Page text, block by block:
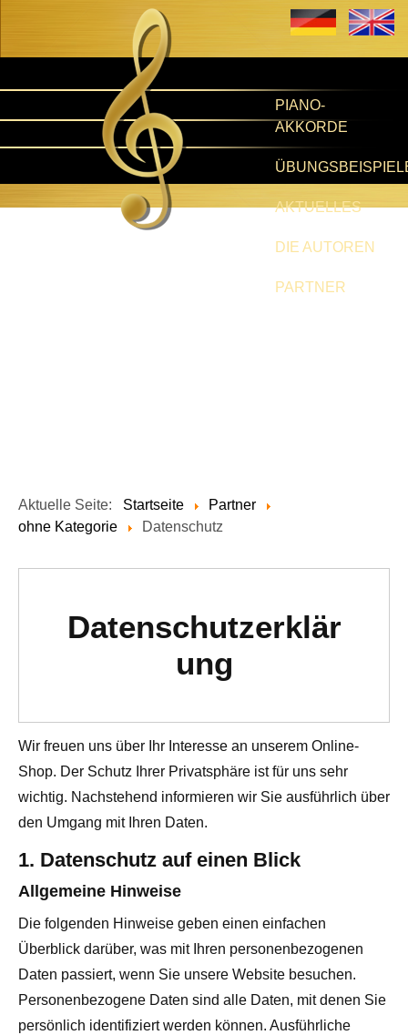
PIANO-
AKKORDE
AKTUELLES
DIE AUTOREN
PARTNER
Aktuelle Seite: Startseite
Partner
ohne Kategorie
Datenschutz
Datenschutzerklär
ung
Wir freuen uns über Ihr Interesse an unserem Online-
Shop. Der Schutz Ihrer Privatsphäre ist für uns sehr
wichtig. Nachstehend informieren wir Sie ausführlich über
den Umgang mit Ihren Daten.
1. Datenschutz auf einen Blick
Allgemeine Hinweise
Die folgenden Hinweise geben einen einfachen
Überblick darüber, was mit Ihren personenbezogenen
Daten passiert, wenn Sie unsere Website besuchen.
Personenbezogene Daten sind alle Daten, mit denen Sie
persönlich identifiziert werden können. Ausführliche